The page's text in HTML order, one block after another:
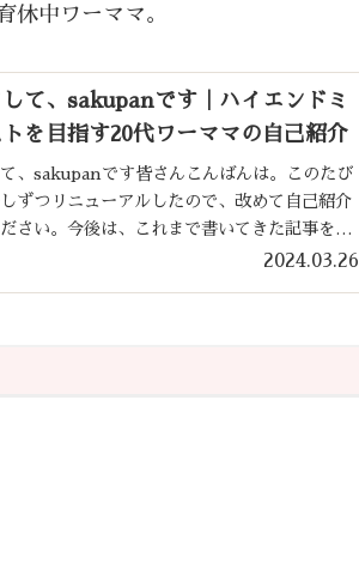
休中ワーママ。
て、sakupanです｜ハイエンドミ
を目指す20代ワーママの自己紹介
、sakupanです皆さんこんばんは。このたび
ずつリニューアルしたので、改めて自己紹介
さい。今後は、これまで書いてきた記事を整
り見やすく・探しやすいサイトになるよう少
2024.03.26